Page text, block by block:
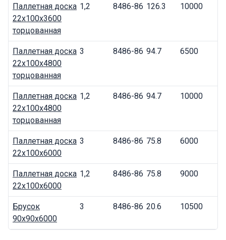
Паллетная доска
22x100x3600
торцованная
1,2 8486-86 126.3 10000
Паллетная доска
22x100x4800
торцованная
3 8486-86 94.7 6500
Паллетная доска
22x100x4800
торцованная
1,2 8486-86 94.7 10000
Паллетная доска
22x100x6000
3 8486-86 75.8 6000
Паллетная доска
22x100x6000
1,2 8486-86 75.8 9000
Брусок
90x90x6000
3 8486-86 20.6 10500